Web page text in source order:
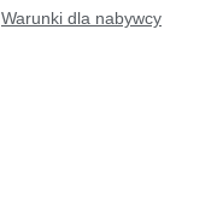
Warunki dla nabywcy